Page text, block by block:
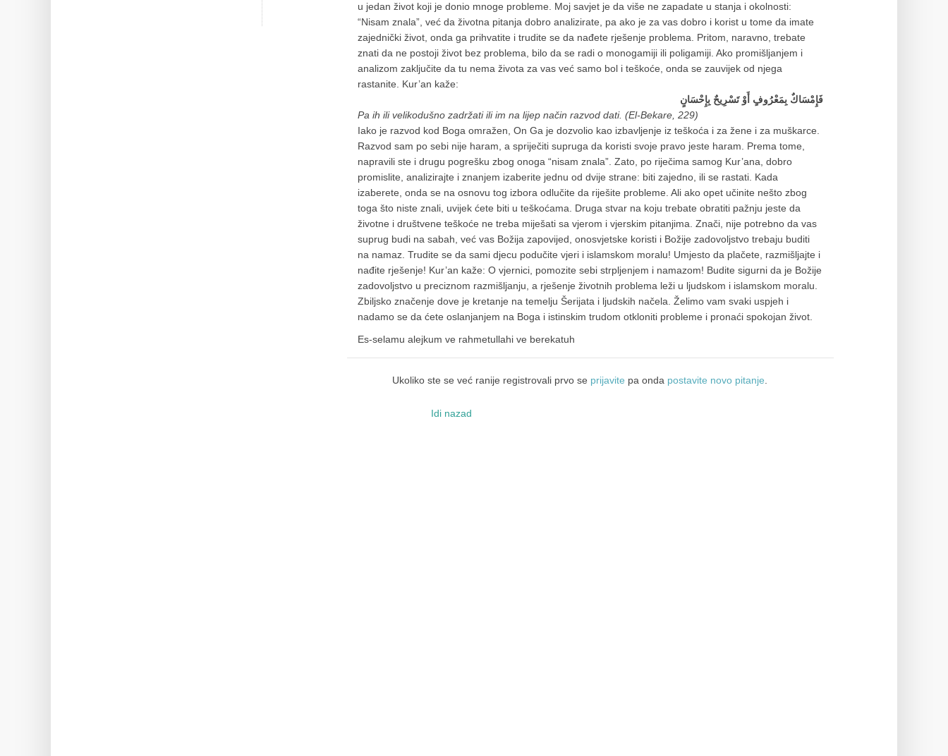
u jedan život koji je donio mnoge probleme. Moj savjet je da više ne zapadate u stanja i okolnosti:
“Nisam znala”, već da životna pitanja dobro analizirate, pa ako je za vas dobro i korist u tome da imate
zajednički život, onda ga prihvatite i trudite se da nađete rješenje problema. Pritom, naravno, trebate
znati da ne postoji život bez problema, bilo da se radi o monogamiji ili poligamiji. Ako promišljanjem i
analizom zaključite da tu nema života za vas već samo bol i teškoće, onda se zauvijek od njega
rastanite. Kur’an kaže:
فَإِمْسَاكٌ بِمَعْرُوفٍ أَوْ تَسْرِيحٌ بِإِحْسَانٍ
Pa ih ili velikodušno zadržati ili im na lijep način razvod dati. (El-Bekare, 229)
Iako je razvod kod Boga omražen, On Ga je dozvolio kao izbavljenje iz teškoća i za žene i za muškarce.
Razvod sam po sebi nije haram, a spriječiti supruga da koristi svoje pravo jeste haram. Prema tome,
napravili ste i drugu pogrešku zbog onoga “nisam znala”. Zato, po riječima samog Kur’ana, dobro
promislite, analizirajte i znanjem izaberite jednu od dvije strane: biti zajedno, ili se rastati. Kada
izaberete, onda se na osnovu tog izbora odlučite da riješite probleme. Ali ako opet učinite nešto zbog
toga što niste znali, uvijek ćete biti u teškoćama. Druga stvar na koju trebate obratiti pažnju jeste da
životne i društvene teškoće ne treba miješati sa vjerom i vjerskim pitanjima. Znači, nije potrebno da vas
suprug budi na sabah, već vas Božija zapovijed, onosvjetske koristi i Božije zadovoljstvo trebaju buditi
na namaz. Trudite se da sami djecu podučite vjeri i islamskom moralu! Umjesto da plačete, razmišljajte i
nađite rješenje! Kur’an kaže: O vjernici, pomozite sebi strpljenjem i namazom! Budite sigurni da je Božije
zadovoljstvo u preciznom razmišljanju, a rješenje životnih problema leži u ljudskom i islamskom moralu.
Zbiljsko značenje dove je kretanje na temelju Šerijata i ljudskih načela. Želimo vam svaki uspjeh i
nadamo se da ćete oslanjanjem na Boga i istinskim trudom otkloniti probleme i pronaći spokojan život.
Es-selamu alejkum ve rahmetullahi ve berekatuh
Ukoliko ste se već ranije registrovali prvo se prijavite pa onda postavite novo pitanje.
Idi nazad